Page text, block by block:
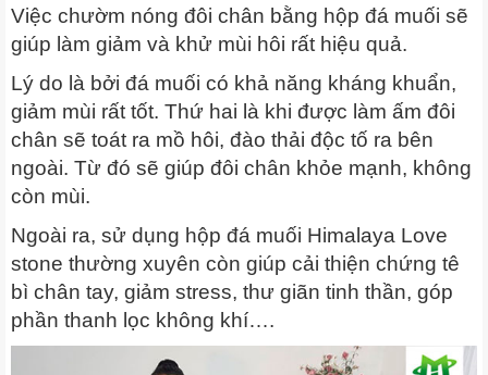
Việc chườm nóng đôi chân bằng hộp đá muối sẽ
giúp làm giảm và khử mùi hôi rất hiệu quả.
Lý do là bởi đá muối có khả năng kháng khuẩn,
giảm mùi rất tốt. Thứ hai là khi được làm ấm đôi
chân sẽ toát ra mồ hôi, đào thải độc tố ra bên
ngoài. Từ đó sẽ giúp đôi chân khỏe mạnh, không
còn mùi.
Ngoài ra, sử dụng hộp đá muối Himalaya Love
stone thường xuyên còn giúp cải thiện chứng tê
bì chân tay, giảm stress, thư giãn tinh thần, góp
phần thanh lọc không khí….